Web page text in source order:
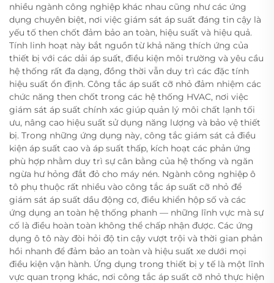
nhiều ngành công nghiệp khác nhau cũng như các ứng
dụng chuyên biệt, nơi việc giám sát áp suất đáng tin cậy là
yếu tố then chốt đảm bảo an toàn, hiệu suất và hiệu quả.
Tính linh hoạt này bắt nguồn từ khả năng thích ứng của
thiết bị với các dải áp suất, điều kiện môi trường và yêu cầu
hệ thống rất đa dạng, đồng thời vẫn duy trì các đặc tính
hiệu suất ổn định. Công tắc áp suất cỡ nhỏ đảm nhiệm các
chức năng then chốt trong các hệ thống HVAC, nơi việc
giám sát áp suất chính xác giúp quản lý môi chất lạnh tối
ưu, nâng cao hiệu suất sử dụng năng lượng và bảo vệ thiết
bị. Trong những ứng dụng này, công tắc giám sát cả điều
kiện áp suất cao và áp suất thấp, kích hoạt các phản ứng
phù hợp nhằm duy trì sự cân bằng của hệ thống và ngăn
ngừa hư hỏng đắt đỏ cho máy nén. Ngành công nghiệp ô
tô phụ thuộc rất nhiều vào công tắc áp suất cỡ nhỏ để
giám sát áp suất dầu động cơ, điều khiển hộp số và các
ứng dụng an toàn hệ thống phanh — những lĩnh vực mà sự
cố là điều hoàn toàn không thể chấp nhận được. Các ứng
dụng ô tô này đòi hỏi độ tin cậy vượt trội và thời gian phản
hồi nhanh để đảm bảo an toàn và hiệu suất xe dưới mọi
điều kiện vận hành. Ứng dụng trong thiết bị y tế là một lĩnh
vực quan trọng khác, nơi công tắc áp suất cỡ nhỏ thực hiện